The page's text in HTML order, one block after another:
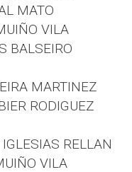
MATO
VILA
BALSEIRO
MARTINEZ
RODIGUEZ
RELLAN
VILA